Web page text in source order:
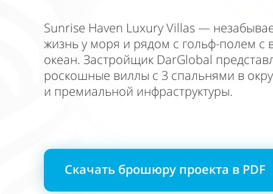
Sunrise Haven Luxury Villas —
жизнь у моря и рядом с гольф-полем с
океан. Застройщик DarGlobal
роскошные виллы с 3 спальнями в
и премиальной инфраструктуры.
Скачать брошюру проекта в